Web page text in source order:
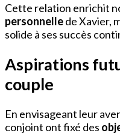
Cette relation enrichit
personnellede Xavier,
solide à ses succès
Aspirations
couple
En envisageant leur
conjoint ont fixé des